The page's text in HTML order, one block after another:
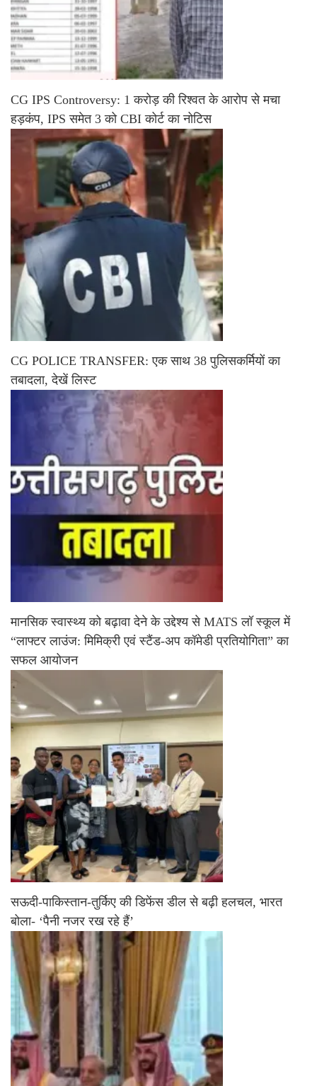
CG IPS Controversy: 1 करोड़ की रिश्वत के आरोप से मचा
हड़कंप, IPS समेत 3 को CBI कोर्ट का नोटिस
CG POLICE TRANSFER: एक साथ 38 पुलिसकर्मियों का
तबादला, देखें लिस्ट
मानसिक स्वास्थ्य को बढ़ावा देने के उद्देश्य से MATS लॉ स्कूल में
“लाफ्टर लाउंज: मिमिक्री एवं स्टैंड-अप कॉमेडी प्रतियोगिता” का
सफल आयोजन
सऊदी-पाकिस्तान-तुर्किए की डिफेंस डील से बढ़ी हलचल, भारत
बोला- ‘पैनी नजर रख रहे हैं’